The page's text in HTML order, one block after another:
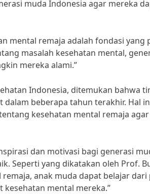
muda Indonesia agar mereka
mental remaja adalah fondasi yang
masalah kesehatan mental,
mereka alami.”
Indonesia, ditemukan bahwa
beberapa tahun terakhir. Hal
kesehatan mental remaja
dan motivasi bagi generasi
Seperti yang dikatakan oleh Prof.
anak muda dapat belajar dari
mental mereka.”